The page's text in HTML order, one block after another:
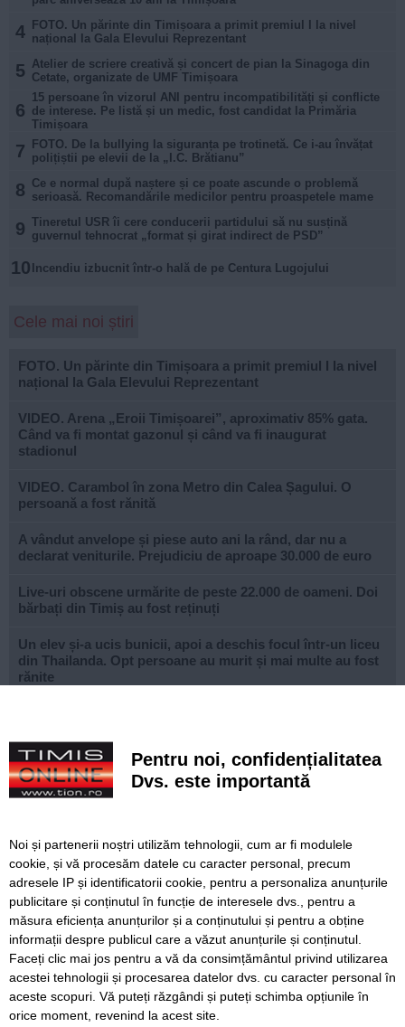
4
FOTO. Un părinte din Timișoara a primit premiul I la nivel
național la Gala Elevului Reprezentant
5 Atelier de scriere creativă și concert de pian la Sinagoga din
Cetate, organizate de UMF Timișoara
6
15 persoane în vizorul ANI pentru incompatibilități și conflicte
de interese. Pe listă și un medic, fost candidat la Primăria
Timișoara
7
FOTO. De la bullying la siguranța pe trotinetă. Ce i-au învățat
polițiștii pe elevii de la „I.C. Brătianu”
8 Ce e normal după naștere și ce poate ascunde o problemă
serioasă. Recomandările medicilor pentru proaspetele mame
9 Tineretul USR îi cere conducerii partidului să nu susțină
guvernul tehnocrat „format și girat indirect de PSD”
10 Incendiu izbucnit într-o hală de pe Centura Lugojului
Cele mai noi știri
FOTO. Un părinte din Timișoara a primit premiul I la nivel
național la Gala Elevului Reprezentant
VIDEO. Arena „Eroii Timișoarei”, aproximativ 85% gata.
Când va fi montat gazonul și când va fi inaugurat
stadionul
VIDEO. Carambol în zona Metro din Calea Șagului. O
persoană a fost rănită
A vândut anvelope și piese auto ani la rând, dar nu a
declarat veniturile. Prejudiciu de aproape 30.000 de euro
Live-uri obscene urmărite de peste 22.000 de oameni. Doi
bărbați din Timiș au fost reținuți
Un elev și-a ucis bunicii, apoi a deschis focul într-un liceu
din Thailanda. Opt persoane au murit și mai multe au fost
rănite
1 octombrie
FOTO. Copiii din zona Orșova se pot bucura de un loc de
joacă complet modernizat
tramvai. Lațcău: „Călătoria va deveni mult mai
confortabilă”
USR și PNL atacă la CCR noua lege a integrității. Susțin că
„amendamentul Fritz” este neconstituțional
SERVICII Redactia
Folosinta Cookie-urilor
Pentru noi, confidențialitatea
Dvs. este importantă
Noi și partenerii noștri utilizăm tehnologii, cum ar fi modulele
cookie, și vă procesăm datele cu caracter personal, precum
adresele IP și identificatorii cookie, pentru a personaliza anunțurile
publicitare și conținutul în funcție de interesele dvs., pentru a
măsura eficiența anunțurilor și a conținutului și pentru a obține
informații despre publicul care a văzut anunțurile și conținutul.
Faceți clic mai jos pentru a vă da consimțământul privind utilizarea
acestei tehnologii și procesarea datelor dvs. cu caracter personal în
aceste scopuri. Vă puteți răzgândi și puteți schimba opțiunile în
orice moment, revenind la acest site.